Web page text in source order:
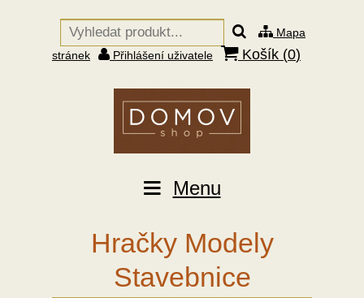
Mapa
stránek
Přihlášení uživatele Košík (0)
Menu
Hračky Modely
Stavebnice